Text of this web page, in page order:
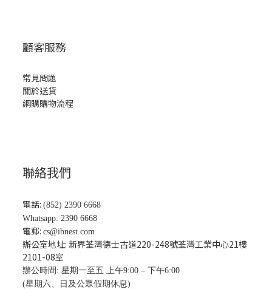
顧客服務
常見問題
關於送貨
網購購物流程
聯絡我們
電話: (852) 2390 6668
Whatsapp: 2390 6668
電郵: cs@ibnest.com
辦公室地址: 新界荃灣德士古道220-248號荃灣工業中心21樓
2101-08室
辦公時間: 星期一至五 上午9:00 – 下午6:00
(星期六、日及公眾假期休息)